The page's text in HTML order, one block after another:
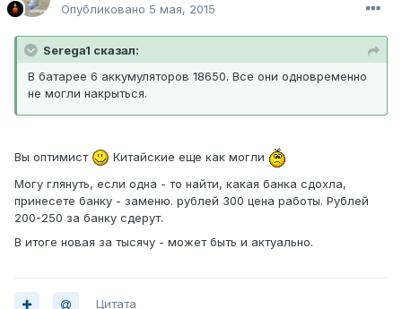
Опубликовано 5 мая, 2015
Serega1 сказал:
В батарее 6 аккумуляторов 18650. Все они одновременно
не могли накрыться.
Вы оптимист
Китайские еще как могли
Могу глянуть, если одна - то найти, какая банка сдохла,
принесете банку - заменю. рублей 300 цена работы. Рублей
200-250 за банку сдерут.
В итоге новая за тысячу - может быть и актуально.
Цитата